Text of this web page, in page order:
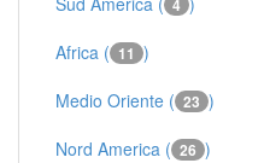
4
Africa ( 11 )
Medio Oriente ( 23 )
Nord America ( 26 )